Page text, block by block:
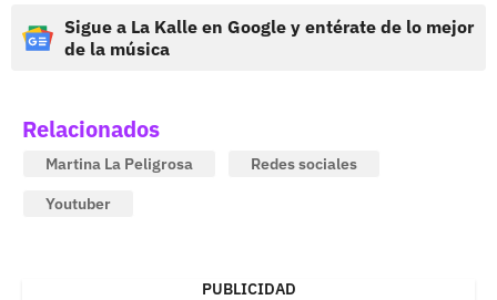
Sigue a La Kalle en Google y entérate de lo mejor
de la música
Relacionados
Martina La Peligrosa
Redes sociales
Youtuber
PUBLICIDAD